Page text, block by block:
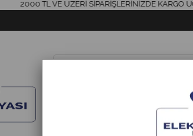
2000 TL VE ÜZERİ SİPARİŞLERİNİZDE KARGO